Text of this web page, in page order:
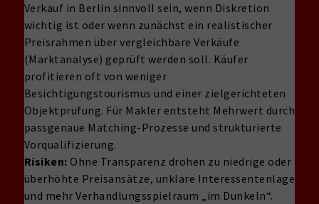
Verkauf in Berlin sinnvoll sein, wenn Diskretion
wichtig ist oder wenn zunächst ein realistischer
Preisrahmen über vergleichbare Verkäufe
(Marktanalyse) geprüft werden soll. Käufer
profitieren oft von weniger
Besichtigungstourismus und einer zielgerichteten
Objektprüfung. Für Makler entsteht Mehrwert durch
passgenaue Matching-Prozesse und strukturierte
Vorqualifizierung.
Risiken: Ohne Transparenz drohen zu niedrige oder
überhöhte Preisansätze, unklare Interessentenlage
und mehr Verhandlungsspielraum „im Dunkeln“.